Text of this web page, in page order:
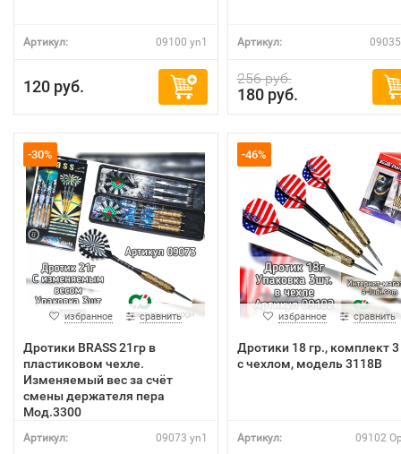
Артикул: 09100 yn1
120 руб.
Артикул:
256 руб.
180 руб.
-30%
избранное сравнить
Дротики BRASS 21гр в
пластиковом чехле.
Изменяемый вес за счёт
смены держателя пера
Мод.3300
Артикул: 09073 yn1
-46%
избранное сравнить
Дротики 18 гр., комплект
с чехлом, модель 3118В
Артикул: 09102